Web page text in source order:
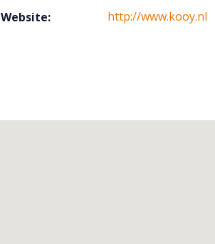
Website:
http://www.kooy.nl